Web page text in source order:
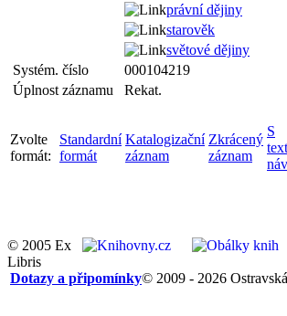
právní dějiny
starověk
světové dějiny
Systém. číslo
000104219
Úplnost záznamu
Rekat.
Zvolte
formát:
Standardní
formát
Katalogizační
záznam
Zkrácený
záznam
S
© 2005 Ex
Libris
© 2009 - 2026
Dotazy a připomínky